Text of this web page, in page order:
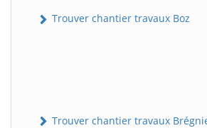
Trouver chantier travaux Boz
Trouver chantier travaux